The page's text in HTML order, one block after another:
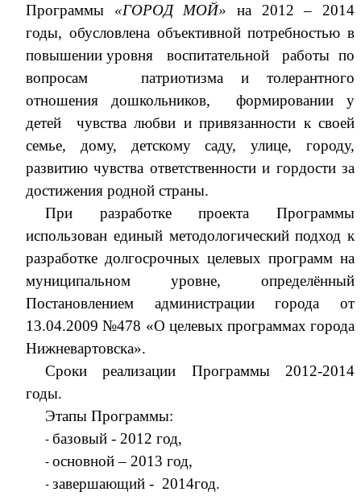
Программы «ГОРОД МОЙ» на 2012 – 2014
годы, обусловлена объективной потребностью в
повышении уровня воспитательной работы по
вопросам патриотизма и толерантного
отношения дошкольников, формировании у
детей чувства любви и привязанности к своей
семье, дому, детскому саду, улице, городу,
развитию чувства ответственности и гордости за
достижения родной страны.
При разработке проекта Программы
использован единый методологический подход к
разработке долгосрочных целевых программ на
муниципальном уровне, определённый
Постановлением администрации города от
13.04.2009 №478 «О целевых программах города
Нижневартовска».
Сроки реализации Программы 2012-2014
годы.
Этапы Программы:
базовый - 2012 год,
основной – 2013 год,
завершающий - 2014год.